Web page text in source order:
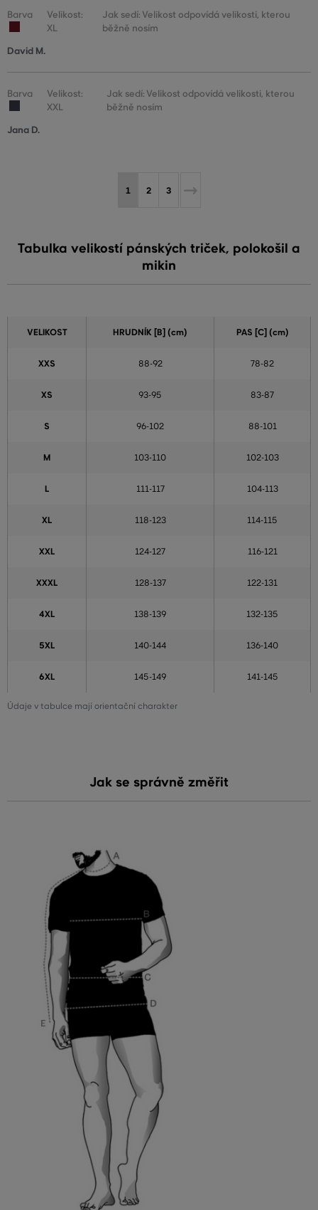
Barva
Velikost:
XL
Jak sedí: Velikost odpovídá velikosti, kterou
běžně nosím
David M.
Barva
Velikost:
XXL
Jak sedí: Velikost odpovídá velikosti, kterou
běžně nosím
Jana D.
1 2 3
Tabulka velikostí pánských triček, polokošil a
mikin
Údaje v tabulce mají orientační charakter
VELIKOST HRUDNÍK [B] (cm) PAS [C] (cm)
XXS 88-92 78-82
XS 93-95 83-87
S 96-102 88-101
M 103-110 102-103
L 111-117 104-113
XL 118-123 114-115
XXL 124-127 116-121
XXXL 128-137 122-131
4XL 138-139 132-135
5XL 140-144 136-140
6XL 145-149 141-145
Jak se správně změřit